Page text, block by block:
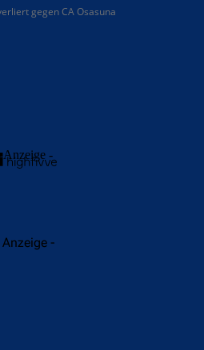
gegen CA Osasuna
Anzeige -
-